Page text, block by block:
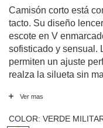
Camisón corto está
tacto. Su diseño
escote en V
sofisticado y sensual.
permiten un ajuste
realza la silueta sin
Ver mas
COLOR: VERDE